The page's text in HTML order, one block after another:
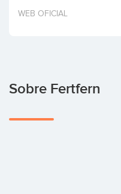
Invertir
WEB OFICIAL
Sobre Fertfern